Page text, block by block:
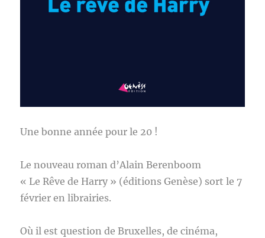
Une bonne année pour le 20 !
Le nouveau roman d’Alain Berenboom
« Le Rêve de Harry » (éditions Genèse) sort le 7
février en librairies.
Où il est question de Bruxelles, de cinéma,